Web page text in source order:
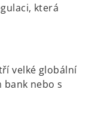
která
velké globální
bank nebo s